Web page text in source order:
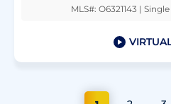
MLS#: O6321143 |